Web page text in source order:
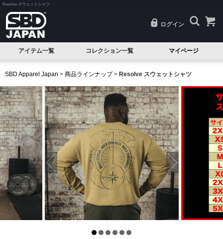
Resolve スウェットシャツ
ログイン
アイテム一覧
試着品
ベルト
ニースリーブ
エルボースリーブ
ニーラップ
リストラップ
リフティングストラップ
シングレット
コレクション一覧
Serenity(セレニティ)
Nova(ノヴァ)
Resolve(リゾルブ)
Aspire(アスパイア)
Forge(フォージ)
Reflect(リフレクト)
Momentum(モメンタム)
Phantom(ファントム)
マイページ
SBD Apparel Japan > 商品ラインナップ> Resolve スウェットシャツ